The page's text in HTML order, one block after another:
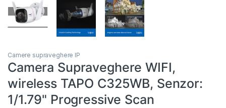
Camere supraveghere IP
Camera Supraveghere WIFI,
wireless TAPO C325WB, Senzor:
1/1.79" Progressive Scan